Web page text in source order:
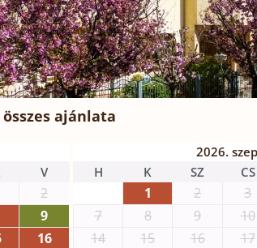
összes ajánlata
V
2
9
16
2026.
H
K SZ CS
1 2 3
7
8 9 10
14
15 16 17